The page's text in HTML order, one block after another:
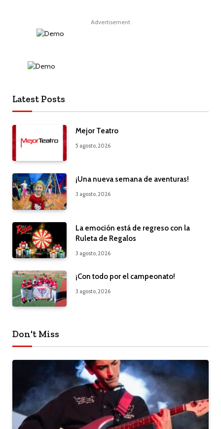
Advertisement
Latest Posts
Mejor Teatro
5 agosto, 2026
¡Una nueva semana de aventuras!
3 agosto, 2026
La emoción está de regreso con la
Ruleta de Regalos
3 agosto, 2026
¡Con todo por el campeonato!
3 agosto, 2026
Don't Miss